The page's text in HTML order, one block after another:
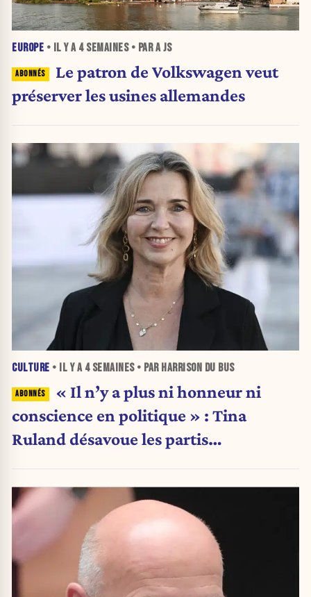
EUROPE • IL Y A 4 SEMAINES• PAR A JS
Le patron de Volkswagen veut
préserver les usines allemandes
CULTURE • IL Y A 4 SEMAINES• PAR HARRISON DU BUS
« Il n’y a plus ni honneur ni
conscience en politique » : Tina
Ruland désavoue les partis